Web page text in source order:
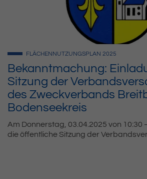
Bekanntmachung:
Sitzung der
des Zweckverbands
Bodenseekreis
FLÄCHENNUTZUNGSPLAN 2025
Am Donnerstag, 03.04.2025 von 10:30
die öffentliche Sitzung der